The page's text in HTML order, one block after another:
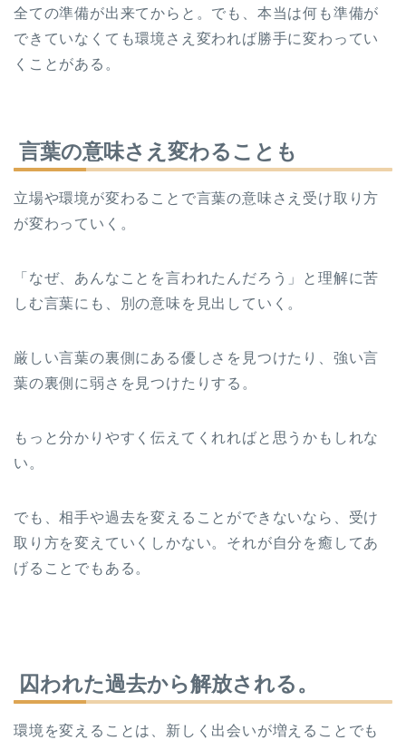
全ての準備が出来てからと。でも、本当は何も準備が
できていなくても環境さえ変われば勝手に変わってい
くことがある。
言葉の意味さえ変わることも
立場や環境が変わることで言葉の意味さえ受け取り方
が変わっていく。
「なぜ、あんなことを言われたんだろう」と理解に苦
しむ言葉にも、別の意味を見出していく。
厳しい言葉の裏側にある優しさを見つけたり、強い言
葉の裏側に弱さを見つけたりする。
もっと分かりやすく伝えてくれればと思うかもしれな
い。
でも、相手や過去を変えることができないなら、受け
取り方を変えていくしかない。それが自分を癒してあ
げることでもある。
囚われた過去から解放される。
環境を変えることは、新しく出会いが増えることでも